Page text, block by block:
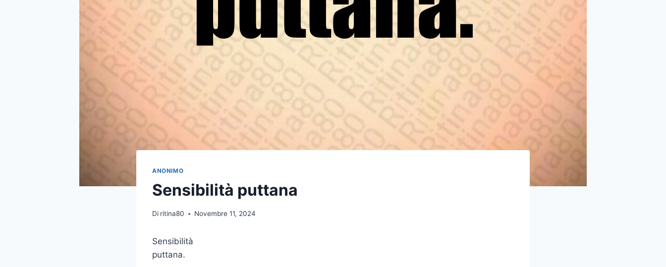
ANONIMO
Sensibilità puttana
Di ritina80 Novembre 11, 2024
Sensibilità
puttana.